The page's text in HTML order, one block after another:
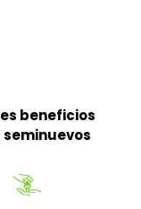
beneficios